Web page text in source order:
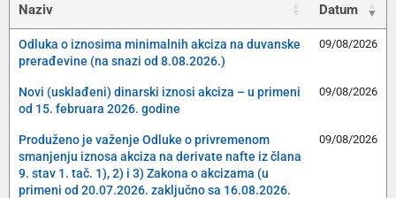
Naziv Datum
Odluka o iznosima minimalnih akciza na duvanske
prerađevine (na snazi od 8.08.2026.)
09/08/2026
Novi (usklađeni) dinarski iznosi akciza – u primeni
od 15. februara 2026. godine
09/08/2026
Produženo je važenje Odluke o privremenom
smanjenju iznosa akciza na derivate nafte iz člana
9. stav 1. tač. 1), 2) i 3) Zakona o akcizama (u
primeni od 20.07.2026. zaključno sa 16.08.2026.
09/08/2026